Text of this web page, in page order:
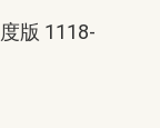
版 1118-